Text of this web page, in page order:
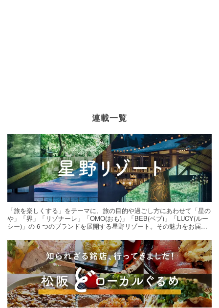
連載一覧
「旅を楽しくする」をテーマに、旅の目的や過ごし方にあわせて「星の
や」「界」「リゾナーレ」「OMO(おも)」「BEB(ベブ)」「LUCY(ルー
シー)」の 6 つのブランドを展開する星野リゾート。その魅力をお届け